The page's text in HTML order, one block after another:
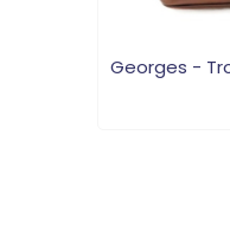
Georges -